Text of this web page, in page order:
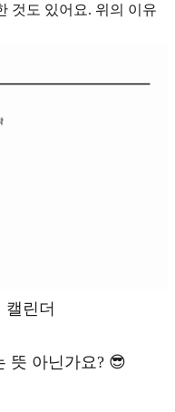
것도 있어요. 위의 이유
캘린더
뜻 아닌가요? 😎